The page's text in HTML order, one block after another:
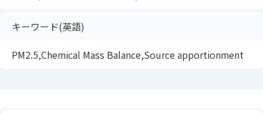
キーワード(英語)
PM2.5,Chemical Mass Balance,Source apportionment